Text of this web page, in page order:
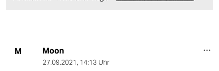
M Moon
27.09.2021, 14:13 Uhr